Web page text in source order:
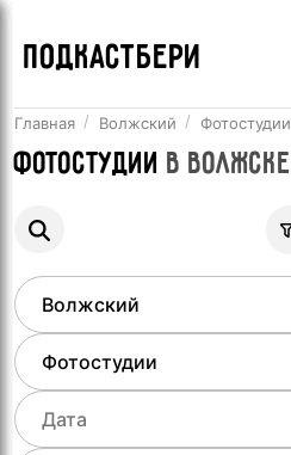
ПОДКАСТБЕРИ
Главная Волжский Фотостудии
Фотостудии в Волжске